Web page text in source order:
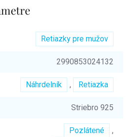
Retiazky pre mužov
2990853024132
Náhrdelník , Retiazka
Striebro 925
Pozlátené
,